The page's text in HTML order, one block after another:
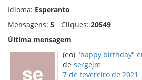
Idioma: Esperanto
Mensagens: 5 Cliques: 20549
Última mensagem
(eo) "happy birthday"
de sergejm
7 de fevereiro de 2021